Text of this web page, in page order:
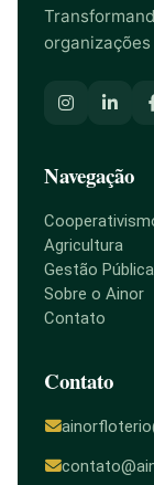
Navegação
Agricultura
Gestão Pública
Sobre o Ainor
Contato
Contato